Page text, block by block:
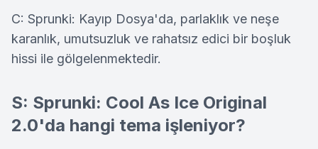
C: Sprunki: Kayıp Dosya'da, parlaklık ve neşe
karanlık, umutsuzluk ve rahatsız edici bir boşluk
hissi ile gölgelenmektedir.
S: Sprunki: Cool As Ice Original
2.0'da hangi tema işleniyor?